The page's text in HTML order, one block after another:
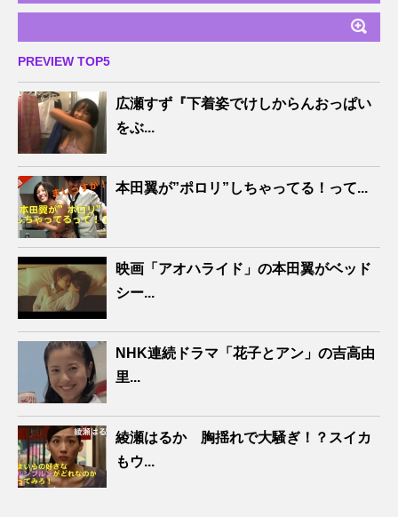
PREVIEW TOP5
広瀬すず『下着姿でけしからんおっぱい
をぶ...
本田翼が”ポロリ”しちゃってる！って...
映画「アオハライド」の本田翼がベッド
シー...
NHK連続ドラマ「花子とアン」の吉高由
里...
綾瀬はるか 胸揺れで大騒ぎ！？スイカ
もウ...